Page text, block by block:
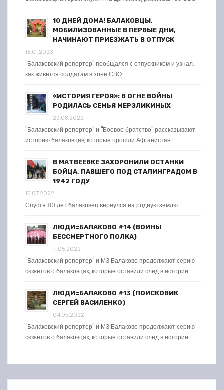
10 ДНЕЙ ДОМА! БАЛАКОВЦЫ,
МОБИЛИЗОВАННЫЕ В ПЕРВЫЕ ДНИ,
НАЧИНАЮТ ПРИЕЗЖАТЬ В ОТПУСК
18.01.2023
"Балаковский репортер" пообщался с отпускником и узнал,
как живется солдатам в зоне СВО
«ИСТОРИЯ ГЕРОЯ»: В ОГНЕ ВОЙНЫ
РОДИЛАСЬ СЕМЬЯ МЕРЗЛИКИНЫХ
29.08.2022
"Балаковский репортер" и "Боевое братство" рассказывают
историю балаковцев, которые прошли Афганистан
В МАТВЕЕВКЕ ЗАХОРОНИЛИ ОСТАНКИ
БОЙЦА, ПАВШЕГО ПОД СТАЛИНГРАДОМ В
1942 ГОДУ
15.07.2022
Спустя 80 лет балаковец вернулся на родную землю
ЛЮДИ=БАЛАКОВО #14 (ВОИНЫ
БЕССМЕРТНОГО ПОЛКА)
11.05.2022
"Балаковский репортер" и МЗ Балаково продолжают серию
сюжетов о балаковцах, которые оставили след в истории
ЛЮДИ=БАЛАКОВО #13 (ПОИСКОВИК
СЕРГЕЙ ВАСИЛЕНКО)
04.05.2022
"Балаковский репортер" и МЗ Балаково продолжают серию
сюжетов о балаковцах, которые оставили след в истории